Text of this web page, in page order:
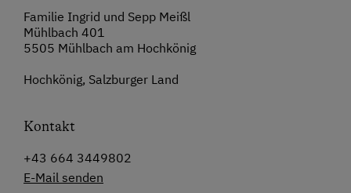
Familie Ingrid und Sepp Meißl
Mühlbach 401
5505 Mühlbach am Hochkönig
Hochkönig, Salzburger Land
Kontakt
+43 664 3449802
E-Mail senden